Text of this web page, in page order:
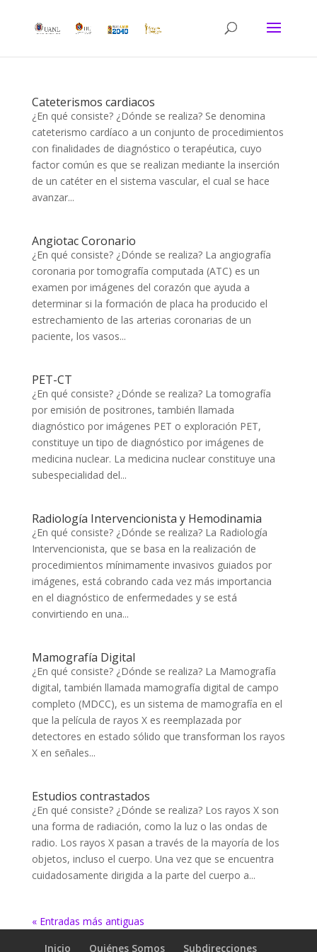
Cateterismos cardiacos
¿En qué consiste? ¿Dónde se realiza? Se denomina
cateterismo cardíaco a un conjunto de procedimientos
con finalidades de diagnóstico o terapéutica, cuyo
factor común es que se realizan mediante la inserción
de un catéter en el sistema vascular, el cual se hace
avanzar...
Angiotac Coronario
¿En qué consiste? ¿Dónde se realiza? La angiografía
coronaria por tomografía computada (ATC) es un
examen por imágenes del corazón que ayuda a
determinar si la formación de placa ha producido el
estrechamiento de las arterias coronarias de un
paciente, los vasos...
PET-CT
¿En qué consiste? ¿Dónde se realiza? La tomografía
por emisión de positrones, también llamada
diagnóstico por imágenes PET o exploración PET,
constituye un tipo de diagnóstico por imágenes de
medicina nuclear. La medicina nuclear constituye una
subespecialidad del...
Radiología Intervencionista y Hemodinamia
¿En qué consiste? ¿Dónde se realiza? La Radiología
Intervencionista, que se basa en la realización de
procedimientos mínimamente invasivos guiados por
imágenes, está cobrando cada vez más importancia
en el diagnóstico de enfermedades y se está
convirtiendo en una...
Mamografía Digital
¿En qué consiste? ¿Dónde se realiza? La Mamografía
digital, también llamada mamografía digital de campo
completo (MDCC), es un sistema de mamografía en el
que la película de rayos X es reemplazada por
detectores en estado sólido que transforman los rayos
X en señales...
Estudios contrastados
¿En qué consiste? ¿Dónde se realiza? Los rayos X son
una forma de radiación, como la luz o las ondas de
radio. Los rayos X pasan a través de la mayoría de los
objetos, incluso el cuerpo. Una vez que se encuentra
cuidadosamente dirigida a la parte del cuerpo a...
« Entradas más antiguas
Inicio
Quiénes Somos Subdirecciones